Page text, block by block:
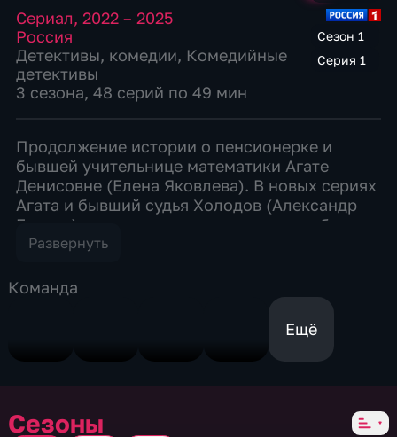
Сезон 1
Серия 1
Сериал,2022 – 2025
Россия
Детективы, комедии, Комедийные
детективы
3 сезона, 48 серий по 49 мин
Продолжение истории о пенсионерке и
бывшей учительнице математики Агате
Денисовне (Елена Яковлева). В новых сериях
Агата и бывший судья Холодов (Александр
Балуев) наконец решили все свои проблемы
и готовятся к свадьбе. Племянник Холодова,
счастлив с дочерью Агаты – Таней (Ирина
Таранник), которая ждет их общего ребенка.
Эдика повысили и дали новых подчиненных.
Все меняется, когда к Агате приходит
незнакомая женщина Ирина (Ирина
покойный муж Агаты, адвокат Марфин
Развернуть
Команда
Ещё
Сезоны